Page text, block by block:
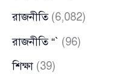
রাজনীতি(6,082)
রাজনীতি “` (96)
শিক্ষা (39)